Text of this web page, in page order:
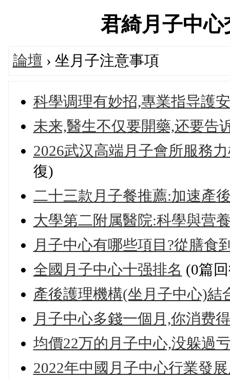
君綺月子中
論壇 › 坐月子注意事項
科學调理有妙招,專業指导護
未来,醫生不仅要開藥,还要告
2026武汉高端月子會所服務
復)
二十三款月子餐推薦:加速產
大學第二附属醫院:科學與营
月子中心有哪些項目?從膳食
全國月子中心十强排名 (0篇
產後護理機構(坐月子中心)結
月子中心多錢一個月,你消费
均價22万的月子中心,没躲過
2022年中國月子中心行業發